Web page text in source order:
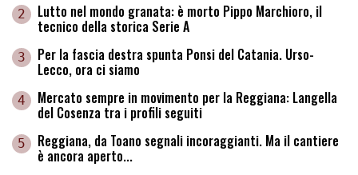
2 Lutto nel mondo granata: è morto Pippo Marchioro, il
tecnico della storica Serie A
3 Per la fascia destra spunta Ponsi del Catania. Urso-
Lecco, ora ci siamo
4 Mercato sempre in movimento per la Reggiana: Langella
del Cosenza tra i profili seguiti
5 Reggiana, da Toano segnali incoraggianti. Ma il cantiere
è ancora aperto...